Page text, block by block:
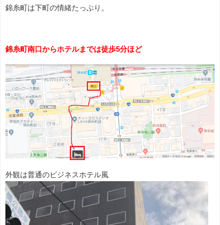
錦糸町は下町の情緒たっぷり。
錦糸町南口からホテルまでは徒歩5分ほど
外観は普通のビジネスホテル風